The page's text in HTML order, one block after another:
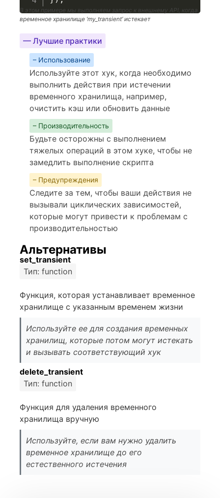
В этом примере мы выполняем запрос к внешнему API, когда
временное хранилище ‘my_transient’ истекает
— Лучшие практики
– Использование
Используйте этот хук, когда необходимо
выполнить действия при истечении
временного хранилища, например,
очистить кэш или обновить данные
– Производительность
Будьте осторожны с выполнением
тяжелых операций в этом хуке, чтобы не
замедлить выполнение скрипта
– Предупреждения
Следите за тем, чтобы ваши действия не
вызывали циклических зависимостей,
которые могут привести к проблемам с
производительностью
Альтернативы
set_transient
Тип: function
Функция, которая устанавливает временное
хранилище с указанным временем жизни
Используйте ее для создания временных
хранилищ, которые потом могут истекать
и вызывать соответствующий хук
delete_transient
Тип: function
Функция для удаления временного
хранилища вручную
Используйте, если вам нужно удалить
временное хранилище до его
естественного истечения